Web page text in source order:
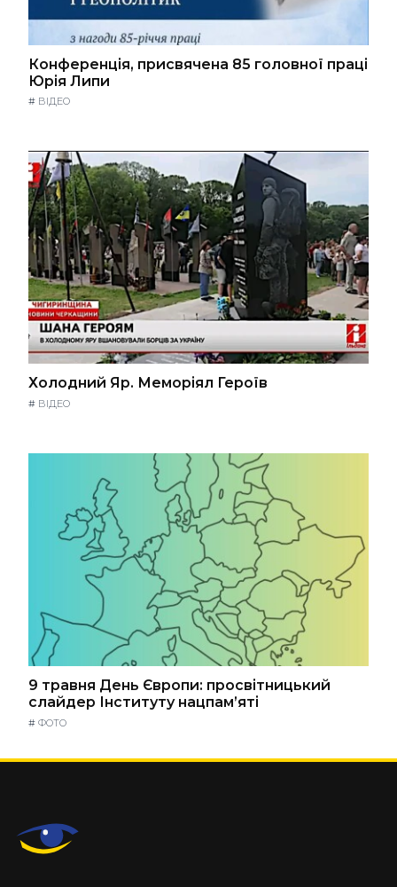
Конференція, присвячена 85 головної праці
Юрія Липи
# ВІДЕО
Холодний Яр. Меморіял Героїв
# ВІДЕО
9 травня День Європи: просвітницький
слайдер Інституту нацпам’яті
# ФОТО